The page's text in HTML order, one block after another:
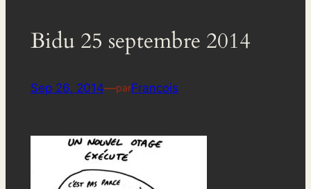
Bidu 25 septembre 2014
Sep 26, 2014—parFrancois